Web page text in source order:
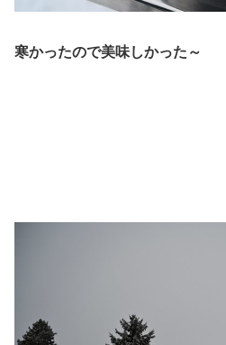
寒かったので美味しかった～